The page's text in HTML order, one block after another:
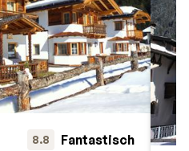
8.8 Fantastisch